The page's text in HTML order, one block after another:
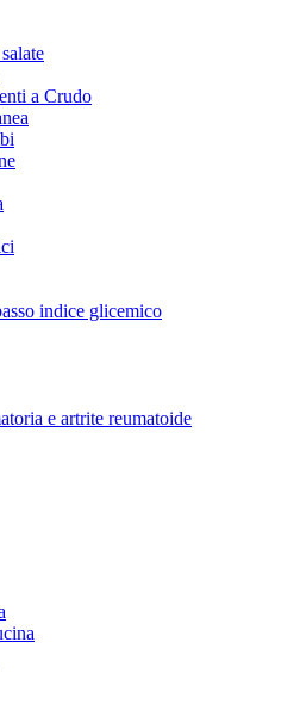
a Crudo
indice glicemico
e artrite reumatoide